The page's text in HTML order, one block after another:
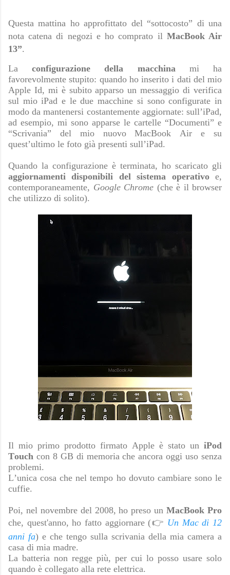
Questa mattina ho approfittato del “sottocosto” di una
nota catena di negozi e ho comprato il MacBook Air
13”.
Laconfigurazione della macchinami ha
favorevolmente stupito: quando ho inserito i dati del mio
Apple Id, mi è subito apparso un messaggio di verifica
sul mio iPad e le due macchine si sono configurate in
modo da mantenersi costantemente aggiornate: sull’iPad,
ad esempio, mi sono apparse le cartelle “Documenti” e
“Scrivania” del mio nuovo MacBook Air e su
quest’ultimo le foto già presenti sull’iPad.
Quando la configurazione è terminata, ho scaricato gli
aggiornamenti disponibili del sistema operativoe,
contemporaneamente, Google Chrome (che è il browser
che utilizzo di solito).
Il mio primo prodotto firmato Apple è stato un iPod
Touch con 8 GB di memoria che ancora oggi uso senza
problemi.
L’unica cosa che nel tempo ho dovuto cambiare sono le
cuffie.
Poi, nel novembre del 2008, ho preso unMacBook Pro
che, quest'anno, ho fatto aggiornare (👉 Un Mac di 12
anni fa) e che tengo sulla scrivania della mia camera a
casa di mia madre.
La batteria non regge più, per cui lo posso usare solo
quando è collegato alla rete elettrica.